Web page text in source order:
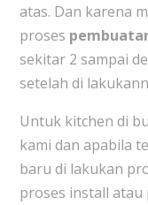
atas. Dan karena
proses
sekitar 2 sampai
setelah di
Untuk kitchen di
kami dan apabila
baru di lakukan
proses install atau